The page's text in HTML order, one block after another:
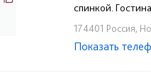
спинкой.
174401 Россия,
☎+7 (81664) 4-
Показать